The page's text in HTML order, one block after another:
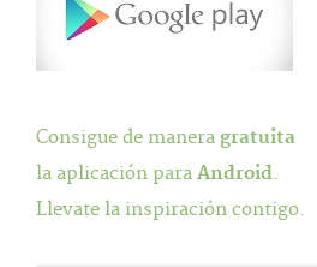
Consigue de manera gratuita
la aplicación para Android.
Llevate la inspiración contigo.